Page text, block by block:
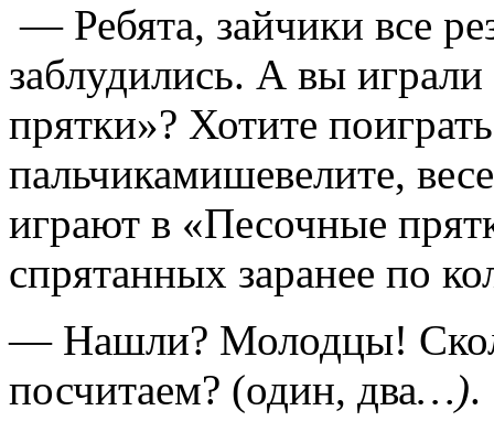
— Ребята, зайчики все
заблудились. А вы
прятки»? Хотите
пальчикамишевелите,
играют в «Песочные
спрятанных заранее по
— Нашли? Молодцы!
посчитаем? (один, два…).